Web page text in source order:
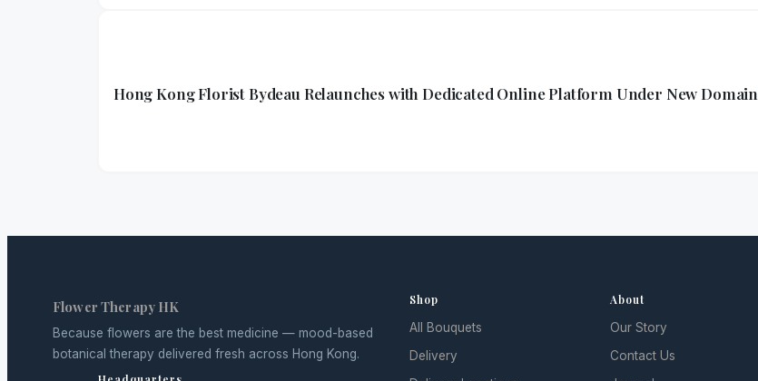
Hong Kong Florist Bydeau Relaunches with Dedicated Online Platform Under New Domain
Flower Therapy HK
Because flowers are the best medicine — mood-based
botanical therapy delivered fresh across Hong Kong.
Shop
All Bouquets
Delivery
About
Our Story
Contact Us